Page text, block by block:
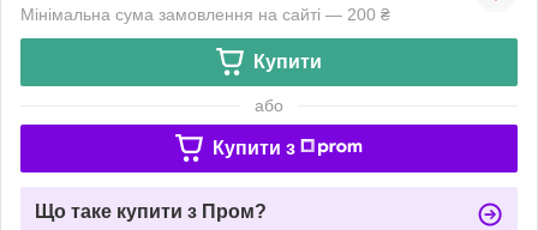
Мінімальна сума замовлення на сайті — 200 ₴
Купити
або
Купити з
Що таке купити з Пром?